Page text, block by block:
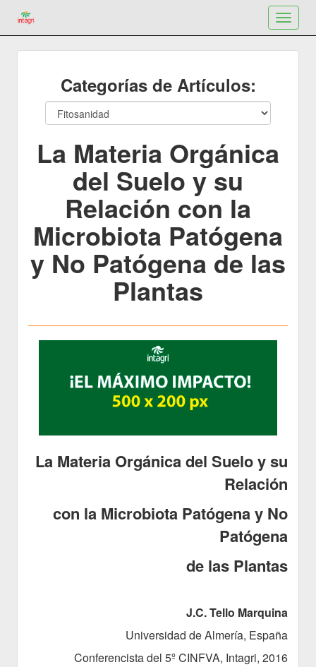
Toggle
Categorías de Artículos:
La Materia Orgánica
del Suelo y su
Relación con la
Microbiota Patógena
y No Patógena de las
Plantas
La Materia Orgánica del Suelo y su
Relación
con la Microbiota Patógena y No
Patógena
de las Plantas
J.C. Tello Marquina
Universidad de Almería, España
Conferencista del 5º CINFVA, Intagri, 2016